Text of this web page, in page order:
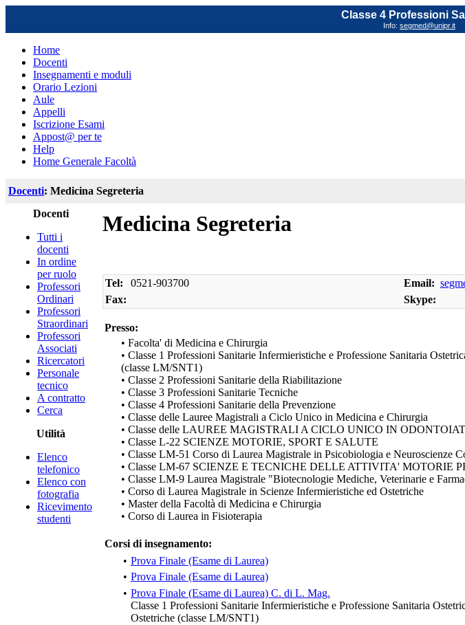
Classe 4 Professioni
Info: segmed@unipr.it
Home
Docenti
Insegnamenti e moduli
Orario Lezioni
Aule
Appelli
Iscrizione Esami
Appost@ per te
Help
Home Generale Facoltà
Docenti: Medicina Segreteria
Docenti
Tutti i
docenti
In ordine
per ruolo
Professori
Ordinari
Professori
Straordinari
Professori
Associati
Ricercatori
Personale
tecnico
A contratto
Cerca
Utilità
Elenco
telefonico
Elenco con
fotografia
Ricevimento
studenti
Medicina Segreteria
Tel: 0521-903700 Email:
Fax:
Skype:
Presso:
• Facolta' di Medicina e Chirurgia
• Classe 1 Professioni Sanitarie Infermieristiche e Professione Sanitaria
(classe LM/SNT1)
• Classe 2 Professioni Sanitarie della Riabilitazione
• Classe 3 Professioni Sanitarie Tecniche
• Classe 4 Professioni Sanitarie della Prevenzione
• Classe delle Lauree Magistrali a Ciclo Unico in Medicina e Chirurgia
• Classe delle LAUREE MAGISTRALI A CICLO UNICO IN
• Classe L-22 SCIENZE MOTORIE, SPORT E SALUTE
• Classe LM-51 Corso di Laurea Magistrale in Psicobiologia e Neuroscienze
• Classe LM-67 SCIENZE E TECNICHE DELLE ATTIVITA' MOTORIE
• Classe LM-9 Laurea Magistrale "Biotecnologie Mediche, Veterinarie e
• Corso di Laurea Magistrale in Scienze Infermieristiche ed Ostetriche
• Master della Facoltà di Medicina e Chirurgia
• Corso di Laurea in Fisioterapia
Corsi di insegnamento:
• Prova Finale (Esame di Laurea)
• Prova Finale (Esame di Laurea)
• Prova Finale (Esame di Laurea) C. di L. Mag.
Classe 1 Professioni Sanitarie Infermieristiche e Professione Sanitaria
Ostetriche (classe LM/SNT1)